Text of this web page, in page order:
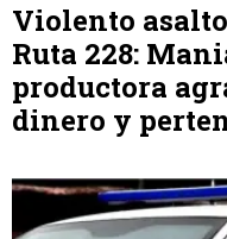
Violento
Ruta 228:
productora
dinero y